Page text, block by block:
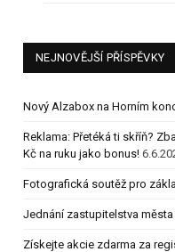
NEJNOVĚJŠÍ PŘÍSPĚVKY
Nový Alzabox na Horním
Reklama: Přetéká ti skříň?
Kč na ruku jako bonus!
Fotografická soutěž pro
Jednání zastupitelstva města
Získejte akcie zdarma za